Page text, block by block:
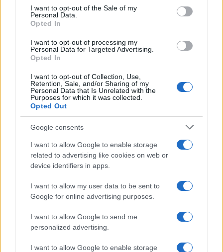
consent section.
I want to opt-out of the Sale of my
Personal Data.
Opted In
I want to opt-out of processing my
Personal Data for Targeted Advertising.
Opted In
I want to opt-out of Collection, Use,
Retention, Sale, and/or Sharing of my
Personal Data that Is Unrelated with the
Purposes for which it was collected.
Opted Out
Google consents
I want to allow Google to enable storage
related to advertising like cookies on web or
device identifiers in apps.
I want to allow my user data to be sent to
Google for online advertising purposes.
I want to allow Google to send me
personalized advertising.
I want to allow Google to enable storage
Η ΣΤΗΛΗ ΜΑΣ